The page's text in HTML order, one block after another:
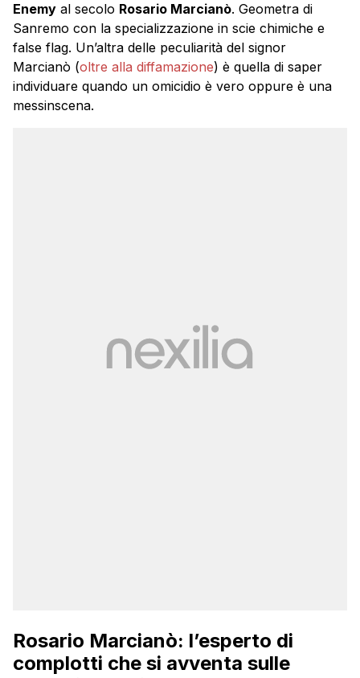
Enemy al secolo Rosario Marcianò. Geometra di
Sanremo con la specializzazione in scie chimiche e
false flag. Un’altra delle peculiarità del signor
Marcianò (oltre alla diffamazione) è quella di saper
individuare quando un omicidio è vero oppure è una
messinscena.
Rosario Marcianò: l’esperto di
complotti che si avventa sulle